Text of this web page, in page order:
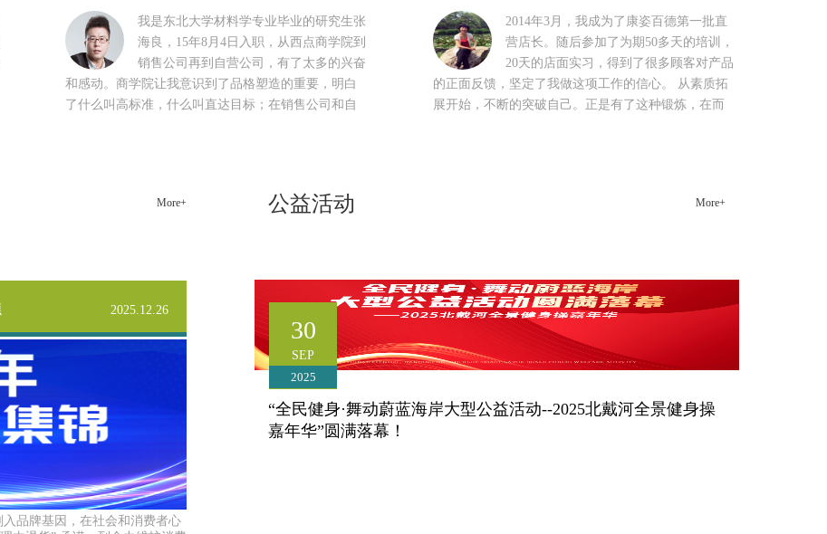
我是东北大学材料学专业毕业的研究生张
海良，15年8月4日入职，从西点商学院到
销售公司再到自营公司，有了太多的兴奋
和感动。商学院让我意识到了品格塑造的重要，明白
了什么叫高标准，什么叫直达目标；在销售公司和自
给我太多太多的感动，这里是让梦想变成现实的地
2014年3月，我成为了康姿百德第一批直
营店长。随后参加了为期50多天的培训，
20天的店面实习，得到了很多顾客对产品
的正面反馈，坚定了我做这项工作的信心。 从素质拓
展开始，不断的突破自己。正是有了这种锻炼，在而
More+
2025.12.26
品牌基因，在社会和消费者心
公益活动 More+
30
SEP
2025
“全民健身·舞动蔚蓝海岸大型公益活动--2025北戴河全景健身操
嘉年华”圆满落幕！